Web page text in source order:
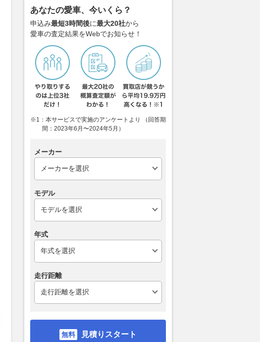
あなたの愛車、今いくら？
申込み最短3時間後に最大20社から
愛車の査定結果をWebでお知らせ！
※1：本サービスで実施のアンケートより （回答期
間：2023年6月〜2024年5月）
メーカー
モデル
年式
走行距離
見積りスタート